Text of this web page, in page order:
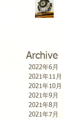
Archive
2022年6月
2021年11月
2021年10月
2021年9月
2021年8月
2021年7月